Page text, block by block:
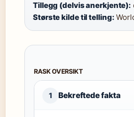
Tillegg (delvis anerkjente):
Største kilde til telling:
RASK OVERSIKT
1 Bekreftede fakta